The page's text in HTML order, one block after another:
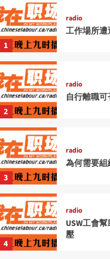
取得加薪
1
radio
工作場所遭
2
radio
自行離職
3
radio
為何需要組
4
radio
USW工會
壓